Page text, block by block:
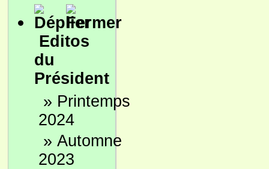
Editos
du
Président
» Printemps
2024
» Automne
2023